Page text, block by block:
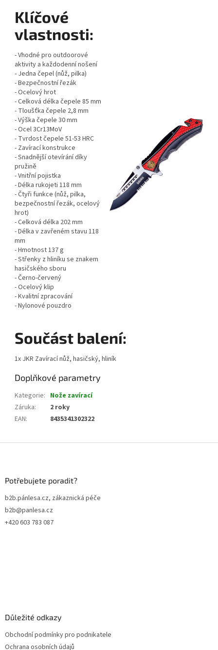
Klíčové
vlastnosti:
- Vhodné pro outdoorové
aktivity a každodenní nošení
- Jedna čepel (nůž, pilka)
- Bezpečnostní řezák
- Ocelový hrot
- Celková délka čepele 85 mm
- Tloušťka čepele 2,8 mm
- Výška čepele 30 mm
- Ocel 3Cr13MoV
- Tvrdost čepele 51-53 HRC
- Zavírací konstrukce
- Snadnější otevírání díky
pružině
- Vnitřní pojistka
- Délka rukojeti 118 mm
- Čtyři funkce (nůž, pilka,
bezpečnostní řezák, ocelový
hrot)
- Celková délka 202 mm
- Délka v zavřeném stavu 118
mm
- Hmotnost 137 g
- Střenky z hliníku se znakem
hasičského sboru
- Černo-červený
- Ocelový klip
- Kvalitní zpracování
- Nylonové pouzdro
Součást balení:
1x JKR Zavírací nůž, hasičský, hliník
Doplňkové parametry
Kategorie: Nože zavírací
Záruka:
2 roky
EAN: 8435341302322
Potřebujete poradit?
b2b.pánlesa.cz, zákaznická péče
b2b@panlesa.cz
+420 603 783 087
Důležité odkazy
Obchodní podmínky pro podnikatele
Ochrana osobních údajů